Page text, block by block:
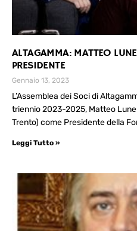
ALTAGAMMA: MATTEO
PRESIDENTE
Gennaio 13, 2023
L’Assemblea dei Soci di
triennio 2023-2025, Matteo
Trento) come Presidente della
Leggi Tutto »